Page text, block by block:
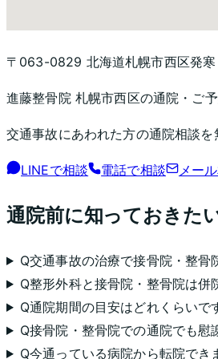
〒063-0829 北海道札幌市西区発
進藤整骨院 札幌市西区の通院・ご
交通事故にあわれた方の通院相談を
LINEで相談 電話で相談 メー
通院前に知っておきた
Q交通事故の治療で接骨院・整
Q整形外科と接骨院・整骨院は併
Q通院期間の目安はどれくらいで
Q接骨院・整骨院での通院でも慰
Q今通っている病院から転院でき